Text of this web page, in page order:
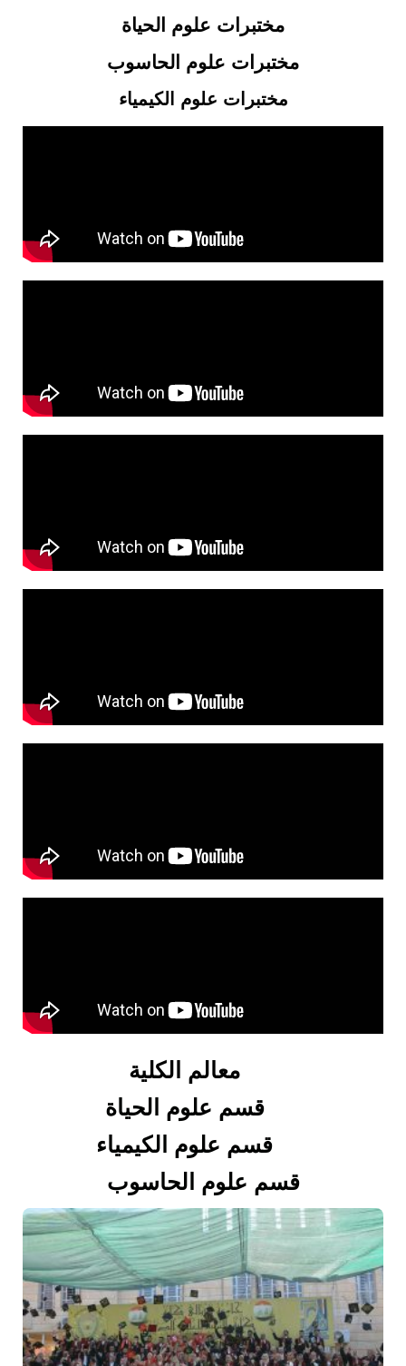
مختبرات علوم الحياة
مختبرات علوم الحاسوب
مختبرات علوم الكيمياء
معالم الكلية
قسم علوم الحياة
قسم علوم الكيمياء
قسم علوم الحاسوب